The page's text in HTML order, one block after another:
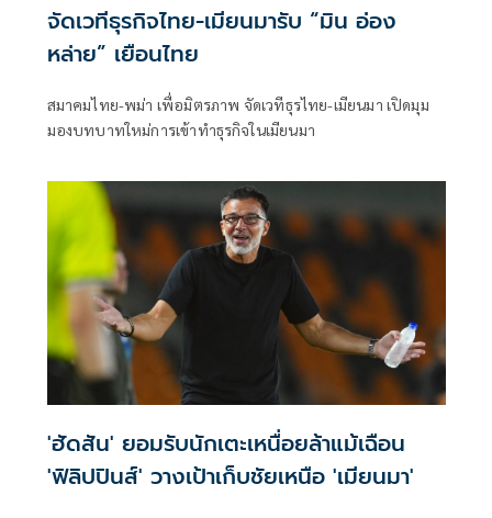
จัดเวทีธุรกิจไทย-เมียนมารับ “มิน อ่อง
หล่าย” เยือนไทย
สมาคมไทย-พม่า เพื่อมิตรภาพ จัดเวทีธุรไทย-เมียนมา เปิดมุม
มองบทบาทใหม่การเข้าทำธุรกิจในเมียนมา
'ฮัดสัน' ยอมรับนักเตะเหนื่อยล้าแม้เฉือน
'ฟิลิปปินส์' วางเป้าเก็บชัยเหนือ 'เมียนมา'